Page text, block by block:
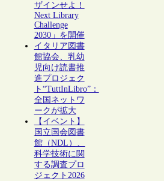
ザインせよ！
Next Library
Challenge
2030」を開催
イタリア図書
館協会、乳幼
児向け読書推
進プロジェク
ト“TuttInLibro”：
全国ネットワ
ークが拡大
【イベント】
国立国会図書
館（NDL）、
科学技術に関
する調査プロ
ジェクト2026